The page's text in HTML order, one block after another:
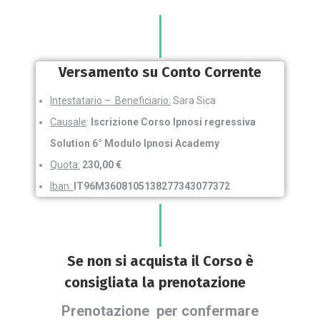
Versamento su Conto Corrente
Intestatario – Beneficiario: Sara Sica
Causale: Iscrizione Corso Ipnosi regressiva
Solution 6° Modulo Ipnosi Academy
Quota: 230,00 €
Iban: IT96M3608105138277343077372
Se non si acquista il Corso è
consigliata la prenotazione
Prenotazione per confermare